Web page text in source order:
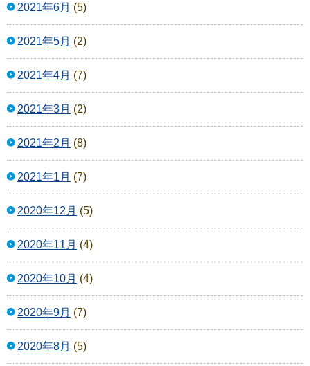
2021年6月 (5)
2021年5月 (2)
2021年4月 (7)
2021年3月 (2)
2021年2月 (8)
2021年1月 (7)
2020年12月 (5)
2020年11月 (4)
2020年10月 (4)
2020年9月 (7)
2020年8月 (5)